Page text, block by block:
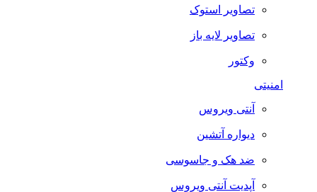
تصاویر استوک
تصاویر لایه باز
وکتور
امنیتی
آنتی ویروس
دیواره آتشین
ضد هک و جاسوسی
آپدیت آنتی ویروس